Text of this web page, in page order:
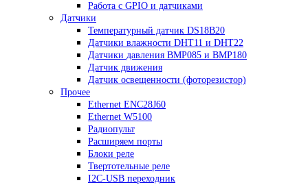
Работа с GPIO и датчиками
Датчики
Температурный датчик DS18B20
Датчики влажности DHT11 и DHT22
Датчики давления BMP085 и BMP180
Датчик движения
Датчик освещенности (фоторезистор)
Прочее
Ethernet ENC28J60
Ethernet W5100
Радиопульт
Расширяем порты
Блоки реле
Твертотельные реле
I2C-USB переходник